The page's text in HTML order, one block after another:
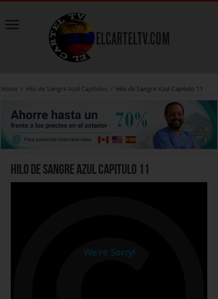
Home / Hilo de Sangre Azul Capitulos / Hilo de Sangre Azul Capitulo 11
Hilo de Sangre Azul Capitulo 11